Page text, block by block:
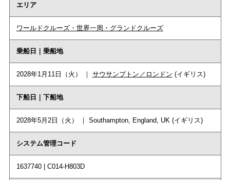
エリア
ワールドクルーズ・世界一周・グランドクルーズ
乗船日｜乗船地
2028年1月11日（火） ｜ サウサンプトン／ロンドン (イギリス)
下船日｜下船地
2028年5月2日（火） ｜ Southampton, England, UK (イギリス)
システム管理コード
1637740 | C014-H803D